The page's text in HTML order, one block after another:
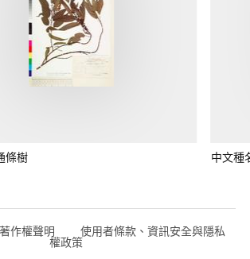
條樹 中文種
著作權聲明 使用者條款、資訊安全與隱私
權政策